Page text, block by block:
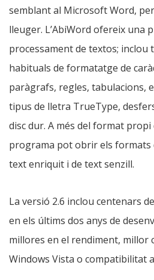
semblant al Microsoft Word,
lleuger. L’AbiWord ofereix una
processament de textos; inclou
habituals de formatatge de
paràgrafs, regles, tabulacions,
tipus de lletra TrueType,
disc dur. A més del format propi
programa pot obrir els formats
text enriquit i de text senzill.
La versió 2.6 inclou centenars
en els últims dos anys de
millores en el rendiment, millor
Windows Vista o compatibilitat